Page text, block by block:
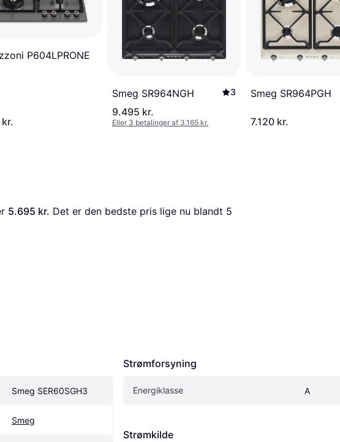
P604LPRONE
Smeg SR964NGH 3
9.495 kr.
Eller 3 betalinger af 3.165 kr.
Smeg SR964PGH
7.120 kr.
5.695 kr. Det er den bedste pris lige nu blandt 5
Smeg SER60SGH3
Smeg
Strømforsyning
Energiklasse A
Strømkilde